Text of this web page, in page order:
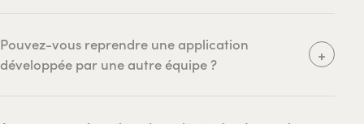
Pouvez-vous reprendre une application
développée par une autre équipe ?
+